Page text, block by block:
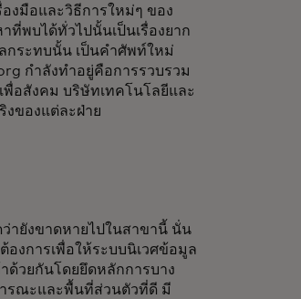
งมือและวิธีการใหม่ๆ ของ
ที่พบได้ทั่วไปนั้นเป็นเรื่องยาก
กระทบนั้น เป็นคำศัพท์ใหม่
กำลังทำอยู่คือการรวบรวม
พื่อสังคม บริษัทเทคโนโลยีและ
งของแต่ละฝ่าย
ายังขาดหายไปในสาขานี้ นั่น
องการเพื่อให้ระบบนิเวศข้อมูล
ด้วยกันโดยยึดหลักการบาง
ารณะและพื้นที่ส่วนตัวที่ดี มี